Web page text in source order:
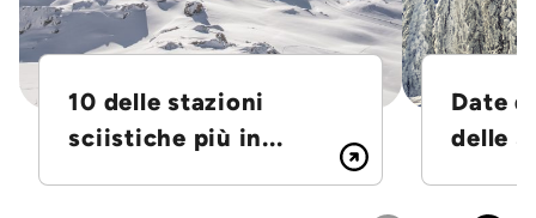
10 delle stazioni
sciistiche più in...
Date
delle